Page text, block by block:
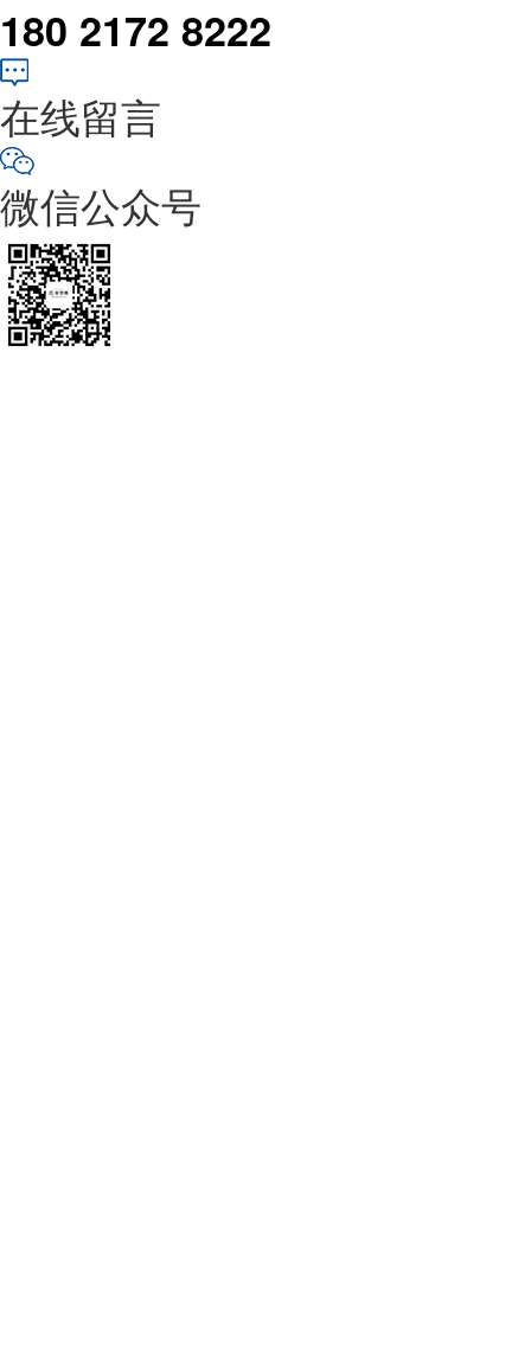
180 2172 8222
在线留言
微信公众号